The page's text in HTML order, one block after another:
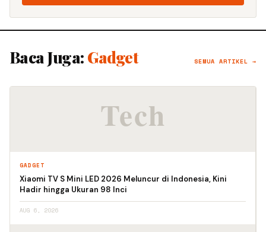
Baca Juga: Gadget SEMUA ARTIKEL →
GADGET
Xiaomi TV S Mini LED 2026 Meluncur di Indonesia, Kini
Hadir hingga Ukuran 98 Inci
AUG 6, 2026